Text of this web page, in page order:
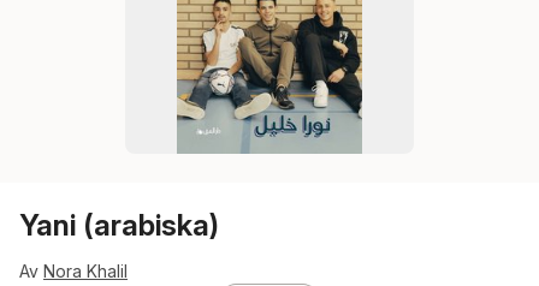
Yani (arabiska)
Av Nora Khalil